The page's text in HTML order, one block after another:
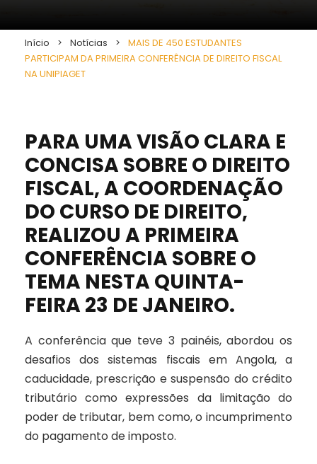
Início > Notícias >
MAIS DE 450 ESTUDANTES
PARTICIPAM DA PRIMEIRA CONFERÊNCIA DE DIREITO FISCAL
NA UNIPIAGET
PARA UMA VISÃO CLARA E
CONCISA SOBRE O DIREITO
FISCAL, A COORDENAÇÃO
DO CURSO DE DIREITO,
REALIZOU A PRIMEIRA
CONFERÊNCIA SOBRE O
TEMA NESTA QUINTA-
FEIRA 23 DE JANEIRO.
A conferência que teve 3 painéis, abordou os
desafios dos sistemas fiscais em Angola, a
caducidade, prescrição e suspensão do crédito
tributário como expressões da limitação do
poder de tributar, bem como, o incumprimento
do pagamento de imposto.